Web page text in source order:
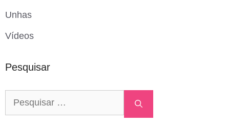
Unhas
Vídeos
Pesquisar
Pesquisar
por: